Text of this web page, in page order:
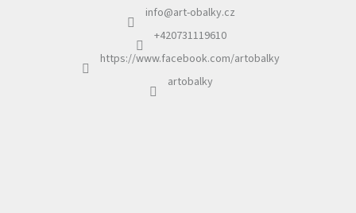
info@art-obalky.cz
+420731119610
https://www.facebook.com/artobalky
artobalky